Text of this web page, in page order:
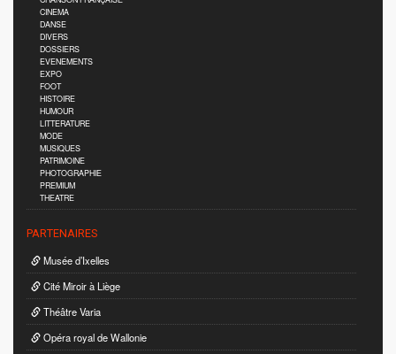
CINEMA
DANSE
DIVERS
DOSSIERS
EVENEMENTS
EXPO
FOOT
HISTOIRE
HUMOUR
LITTERATURE
MODE
MUSIQUES
PATRIMOINE
PHOTOGRAPHIE
PREMIUM
THEATRE
PARTENAIRES
Musée d’Ixelles
Cité Miroir à Liège
Théâtre Varia
Opéra royal de Wallonie